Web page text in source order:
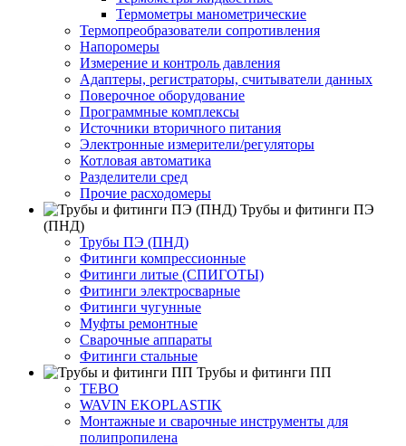
Термометры манометрические
Термопреобразователи сопротивления
Напоромеры
Измерение и контроль давления
Адаптеры, регистраторы, считыватели данных
Поверочное оборудование
Программные комплексы
Источники вторичного питания
Электронные измерители/регуляторы
Котловая автоматика
Разделители сред
Прочие расходомеры
Трубы и фитинги ПЭ
(ПНД)
Трубы ПЭ (ПНД)
Фитинги компрессионные
Фитинги литые (СПИГОТЫ)
Фитинги электросварные
Фитинги чугунные
Муфты ремонтные
Сварочные аппараты
Фитинги стальные
Трубы и фитинги ПП
TEBO
WAVIN EKOPLASTIK
Монтажные и сварочные инструменты для
полипропилена